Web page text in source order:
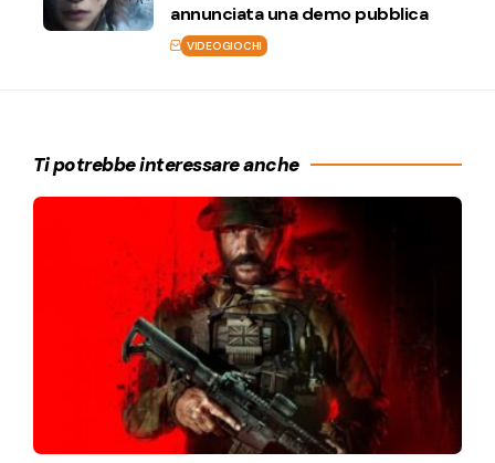
annunciata una demo pubblica
VIDEOGIOCHI
Ti potrebbe interessare anche